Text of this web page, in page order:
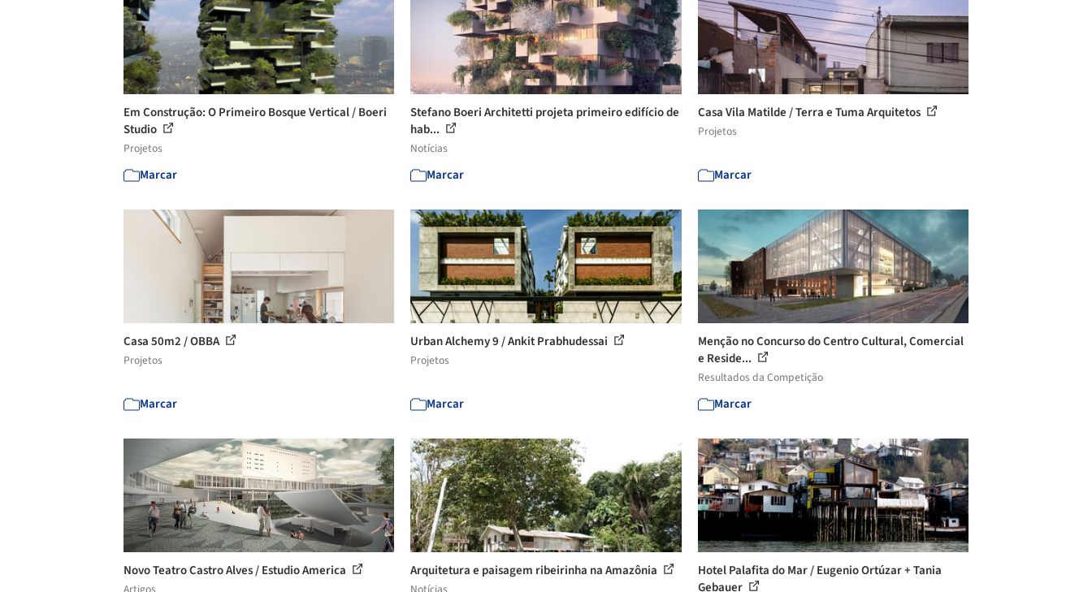
Em Construção: O Primeiro Bosque Vertical / Boeri
Studio
Projetos
Marcar
Stefano Boeri Architetti projeta primeiro edifício de
hab...
Notícias
Marcar
Casa Vila Matilde / Terra e Tuma Arquitetos
Projetos
Marcar
Casa 50m2 / OBBA
Projetos
Marcar
Urban Alchemy 9 / Ankit Prabhudessai
Projetos
Marcar
Menção no Concurso do Centro Cultural, Comercial
e Reside...
Resultados da Competição
Marcar
Novo Teatro Castro Alves / Estudio America Arquitetura e paisagem ribeirinha na Amazônia
Hotel Palafita do Mar / Eugenio Ortúzar + Tania
Gebauer